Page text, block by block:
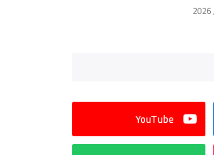
YouTube